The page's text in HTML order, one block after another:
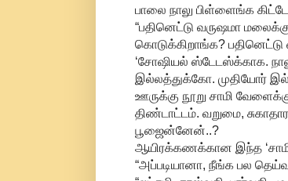
பாலை நாலு பிள்ளைங்க
“பதினெட்டு வருஷமா
கொடுக்கிறாங்க?
‘சோஷியல் ஸ்டேடஸ்க்காக.
இல்லத்துக்கோ. முதியோர்
ஊருக்கு நூறு சாமி
திண்டாட்டம். வறுமை,
பூஜைன்னேன்..?
ஆயிரக்கணக்கான இந்த
“அப்படியானா, நீங்க பல